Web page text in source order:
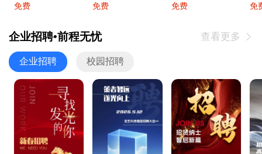
免费 免费 免费 免
企业招聘•前程无忧 查看更多 
企业招聘 校园招聘